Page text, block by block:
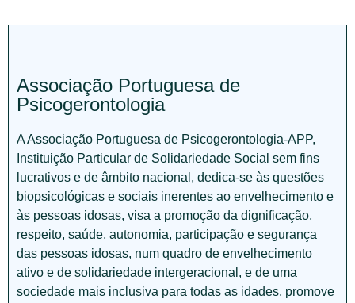
Associação Portuguesa de
Psicogerontologia
A Associação Portuguesa de Psicogerontologia-APP,
Instituição Particular de Solidariedade Social sem fins
lucrativos e de âmbito nacional, dedica-se às questões
biopsicológicas e sociais inerentes ao envelhecimento e
às pessoas idosas, visa a promoção da dignificação,
respeito, saúde, autonomia, participação e segurança
das pessoas idosas, num quadro de envelhecimento
ativo e de solidariedade intergeracional, e de uma
sociedade mais inclusiva para todas as idades, promove